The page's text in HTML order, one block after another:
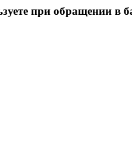
при обращении в